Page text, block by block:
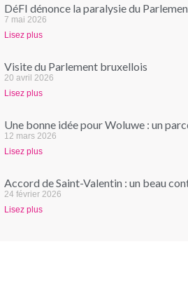
DéFI dénonce la paralysie du
7 mai 2026
Lisez plus
Visite du Parlement bruxellois
20 avril 2026
Lisez plus
Une bonne idée pour Woluwe : un
12 mars 2026
Lisez plus
Accord de Saint-Valentin : un beau
24 février 2026
Lisez plus